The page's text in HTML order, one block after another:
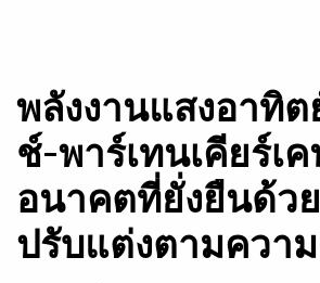
พลังงานแสงอาทิ
ช์-พาร์เทนเคียร์เ
อนาคตที่ยั่งยืนด้ว
ปรับแต่งตามควา